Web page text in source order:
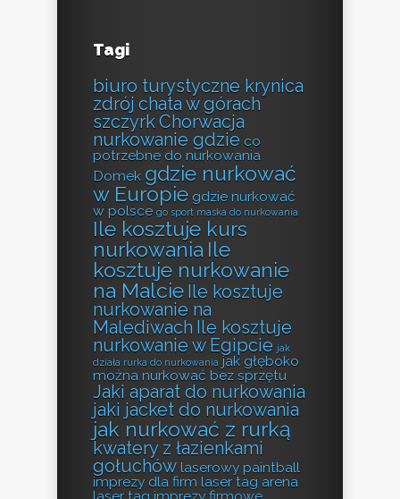
Tagi
biuro turystyczne krynica
zdrój chata w górach
szczyrkChorwacja
nurkowanie gdzie co
potrzebne do nurkowania
Domek gdzie nurkować
w Europie gdzie nurkować
w polsce go sport maska do nurkowania
Ile kosztuje kurs
nurkowania Ile
kosztuje nurkowanie
na Malcie Ile kosztuje
nurkowanie na
Malediwach Ile kosztuje
nurkowanie w Egipcie jak
działa rurka do nurkowania jak głęboko
można nurkować bez sprzętu
Jaki aparat do nurkowania
jaki jacket do nurkowania
jak nurkować z rurką
kwatery z łazienkami
gołuchów laserowy paintball
imprezy dla firm laser tag arena